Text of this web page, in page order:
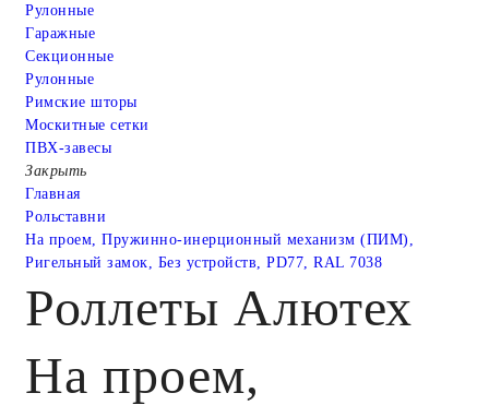
Рулонные
Гаражные
Cекционные
Рулонные
Римские шторы
Москитные сетки
ПВХ-завесы
Закрыть
Главная
Рольставни
На проем, Пружинно-инерционный механизм (ПИМ),
Ригельный замок, Без устройств, PD77, RAL 7038
Роллеты Алютех
На проем,